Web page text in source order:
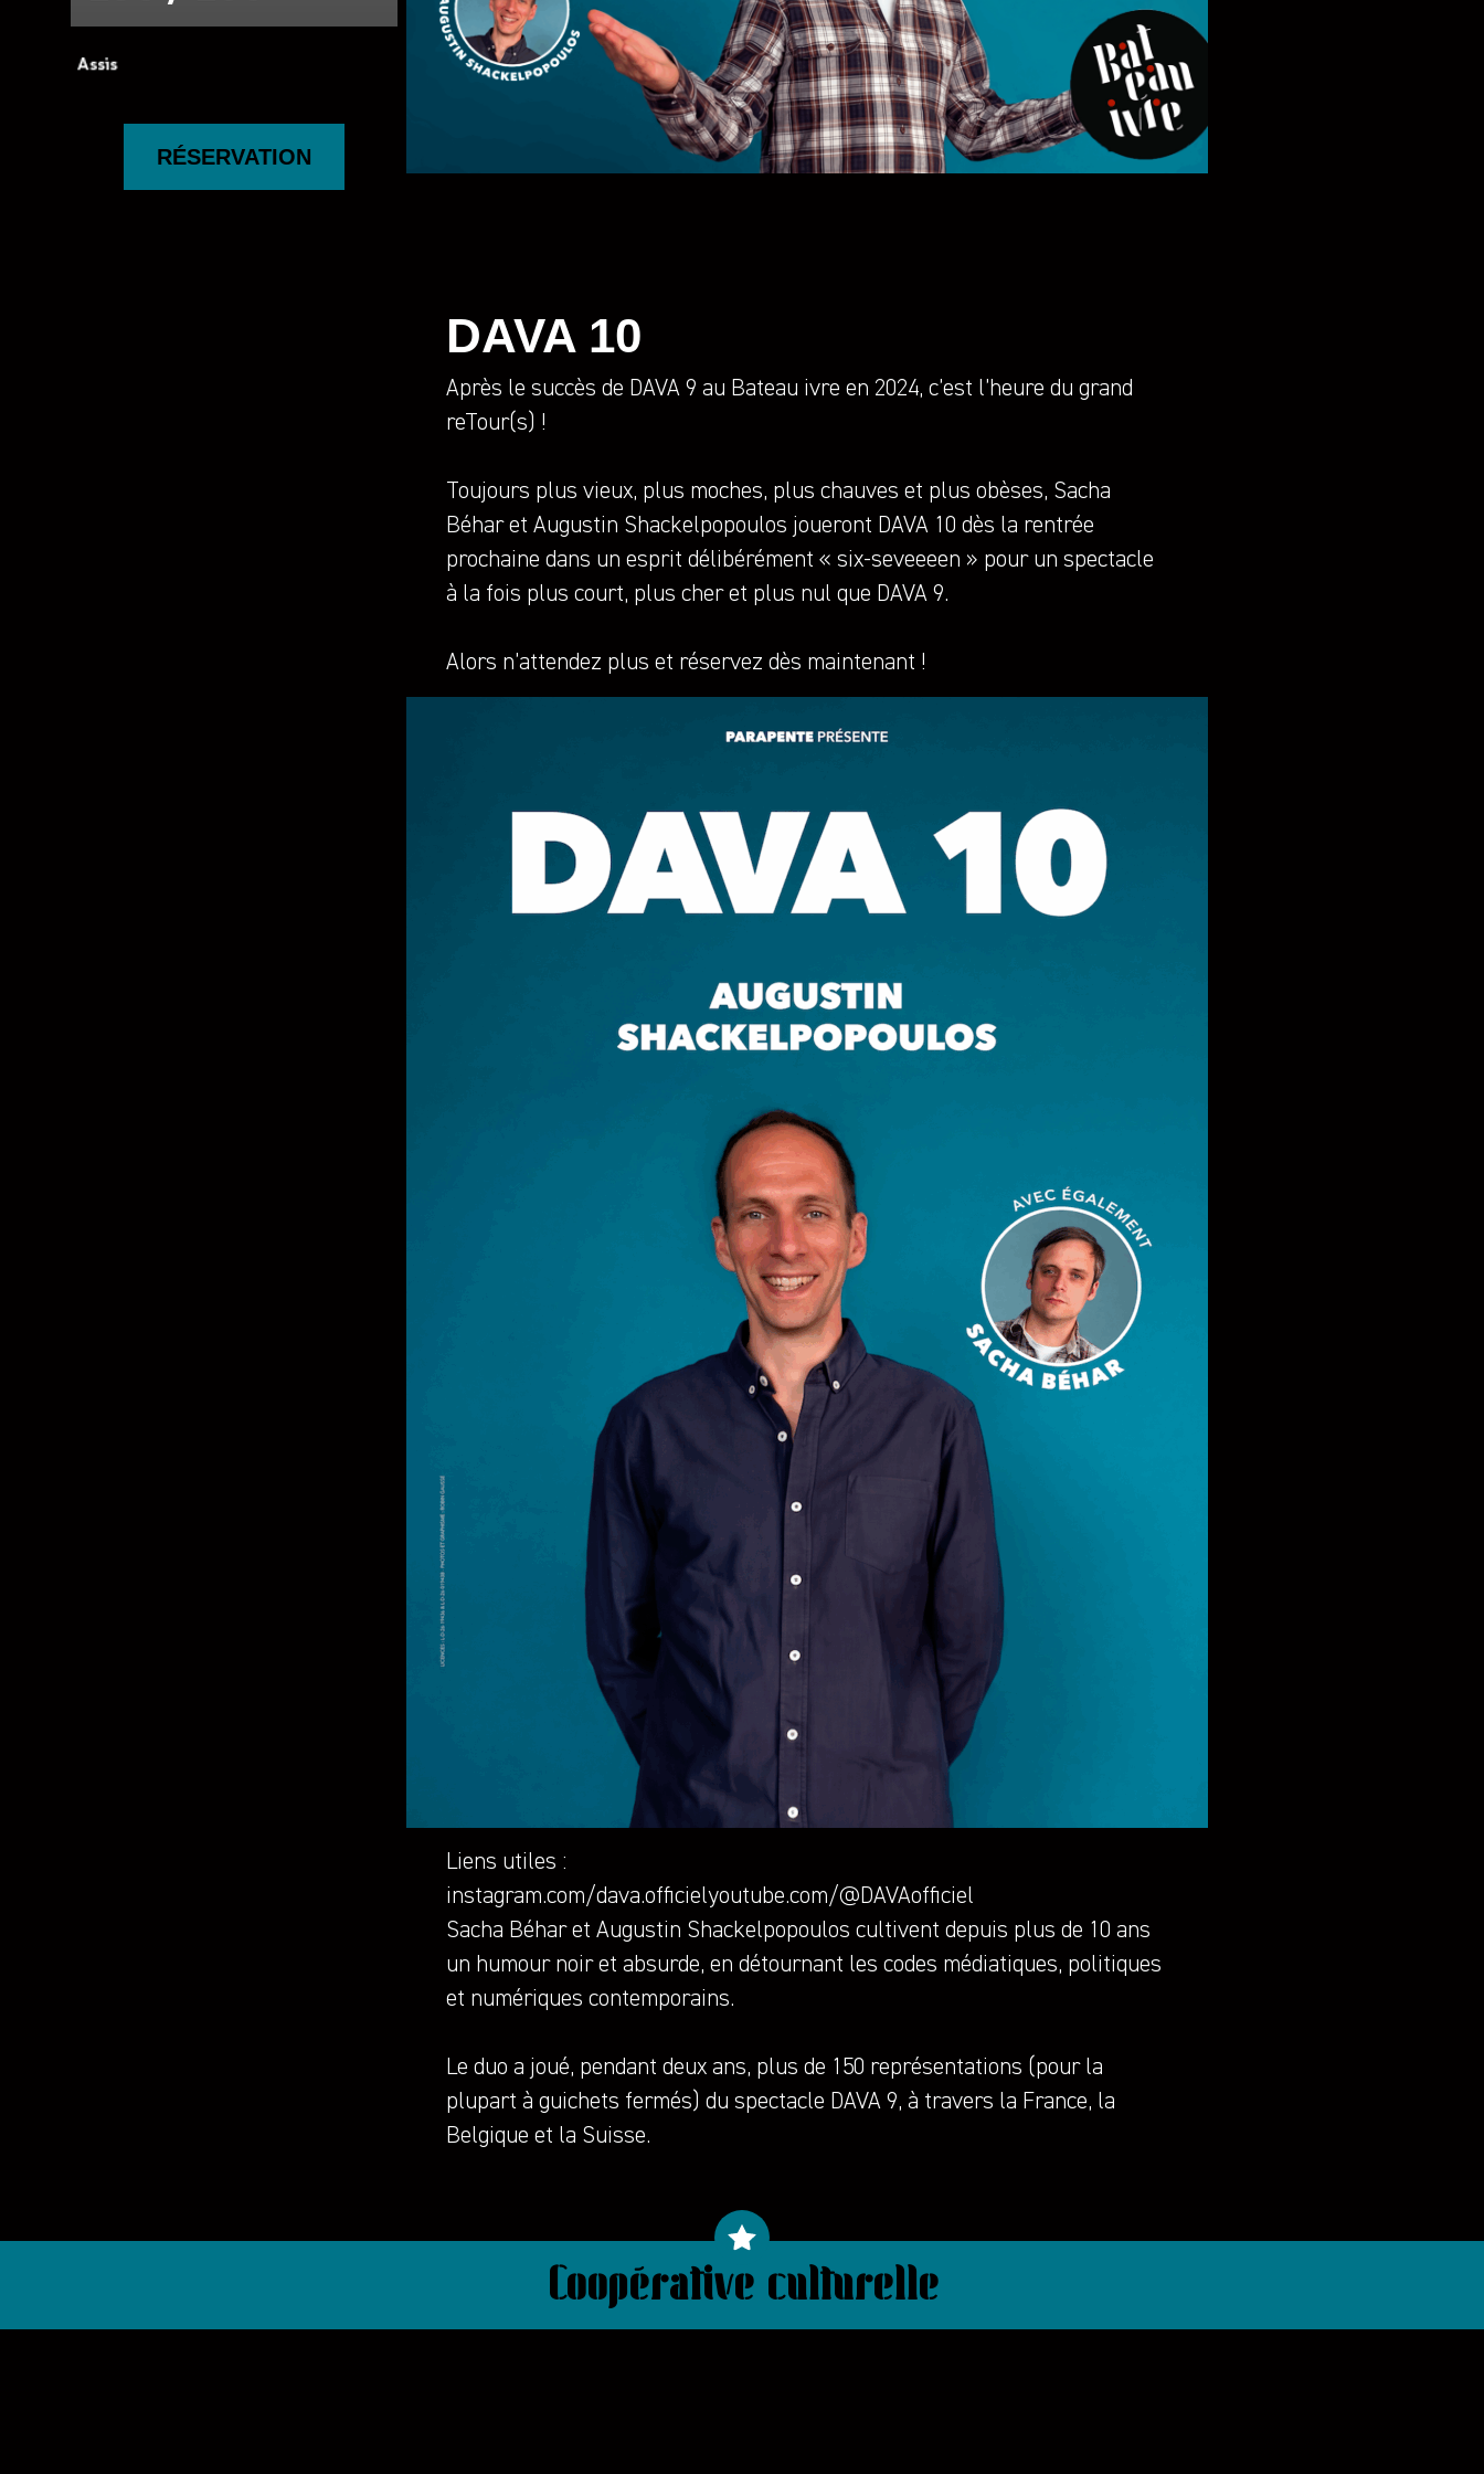
RÉSERVATION
DAVA 10
Après le succès de DAVA 9 au Bateau ivre en 2024, c’est l’heure du grand
reTour(s) !
Toujours plus vieux, plus moches, plus chauves et plus obèses, Sacha
Béhar et Augustin Shackelpopoulos joueront DAVA 10 dès la rentrée
prochaine dans un esprit délibérément « six-seveeeen » pour un spectacle
à la fois plus court, plus cher et plus nul que DAVA 9.
Alors n’attendez plus et réservez dès maintenant !
Liens utiles :
instagram.com/dava.officielyoutube.com/@DAVAofficiel
Sacha Béhar et Augustin Shackelpopoulos cultivent depuis plus de 10 ans
un humour noir et absurde, en détournant les codes médiatiques, politiques
et numériques contemporains.
Le duo a joué, pendant deux ans, plus de 150 représentations (pour la
plupart à guichets fermés) du spectacle DAVA 9, à travers la France, la
Belgique et la Suisse.
Coopérative culturelle